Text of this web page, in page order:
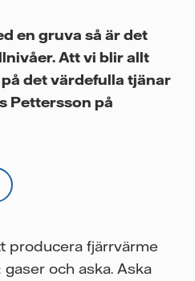
en gruva så är det
Att vi blir allt
det värdefulla tjänar
Pettersson på
producera fjärrvärme
och aska. Aska